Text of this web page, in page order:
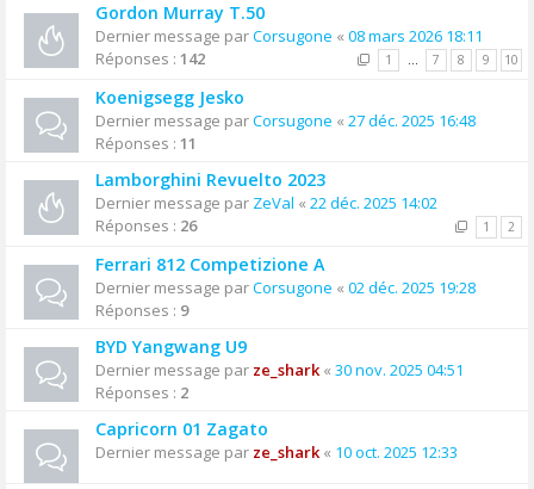
Gordon Murray T.50
Dernier message parCorsugone « 08 mars 2026 18:11
Réponses : 142 1 … 7 8 9 10
Koenigsegg Jesko
Dernier message parCorsugone « 27 déc. 2025 16:48
Réponses : 11
Lamborghini Revuelto 2023
Dernier message par ZeVal « 22 déc. 2025 14:02
Réponses : 26 1 2
Ferrari 812 Competizione A
Dernier message parCorsugone « 02 déc. 2025 19:28
Réponses : 9
BYD Yangwang U9
Dernier message par ze_shark« 30 nov. 2025 04:51
Réponses : 2
Capricorn 01 Zagato
Dernier message par ze_shark« 10 oct. 2025 12:33